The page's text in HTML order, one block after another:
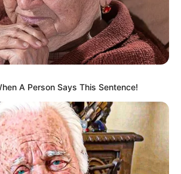
A Person Says This Sentence!